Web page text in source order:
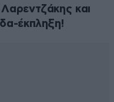
και
έκπληξη!